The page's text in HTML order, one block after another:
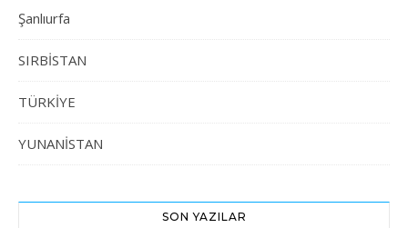
Şanlıurfa
SIRBİSTAN
TÜRKİYE
YUNANİSTAN
SON YAZILAR